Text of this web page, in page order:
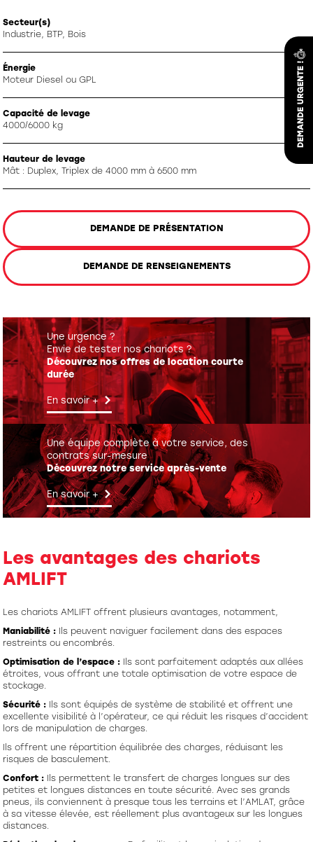
Secteur(s)
Industrie, BTP, Bois
Énergie
Moteur Diesel ou GPL
Capacité de levage
4000/6000 kg
Hauteur de levage
Mât : Duplex, Triplex de 4000 mm à 6500 mm
DEMANDE DE PRÉSENTATION
DEMANDE DE RENSEIGNEMENTS
Une urgence ?
Envie de tester nos chariots ?
Découvrez nos offres de location courte
durée
En savoir +
Une équipe complète à votre service, des
contrats sur-mesure
Découvrez notre service après-vente
En savoir +
Les avantages des chariots
AMLIFT
Les chariots AMLIFT offrent plusieurs avantages, notamment,
Maniabilité : Ils peuvent naviguer facilement dans des espaces
restreints ou encombrés.
Optimisation de l’espace : Ils sont parfaitement adaptés aux allées
étroites, vous offrant une totale optimisation de votre espace de
stockage.
Sécurité : Ils sont équipés de système de stabilité et offrent une
excellente visibilité à l’opérateur, ce qui réduit les risques d’accident
lors de manipulation de charges.
Ils offrent une répartition équilibrée des charges, réduisant les
risques de basculement.
Confort : Ils permettent le transfert de charges longues sur des
petites et longues distances en toute sécurité. Avec ses grands
pneus, ils conviennent à presque tous les terrains et l’AMLAT, grâce
à sa vitesse élevée, est réellement plus avantageux sur les longues
distances.